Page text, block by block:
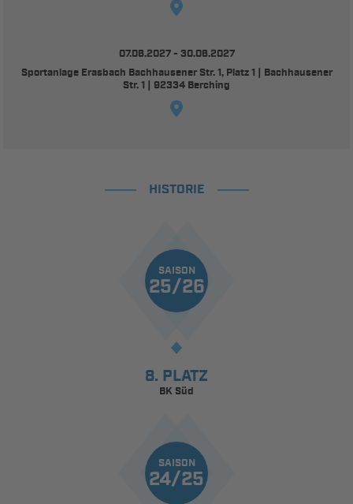
07.06.2027 - 30.06.2027
Sportanlage Erasbach Bachhausener Str. 1, Platz 1 | Bachhausener
Str. 1 | 92334 Berching
HISTORIE
SAISON
25/26
8. PLATZ
BK Süd
SAISON
24/25